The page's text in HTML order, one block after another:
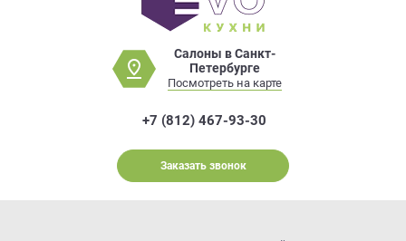
Салоны в Санкт-
Петербурге
Посмотреть на карте
+7 (812) 467-93-30
Заказать звонок